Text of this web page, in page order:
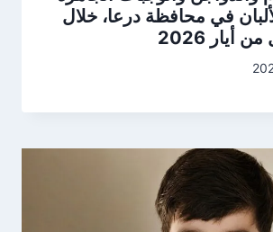
في محافظة درعا، خلال
2026